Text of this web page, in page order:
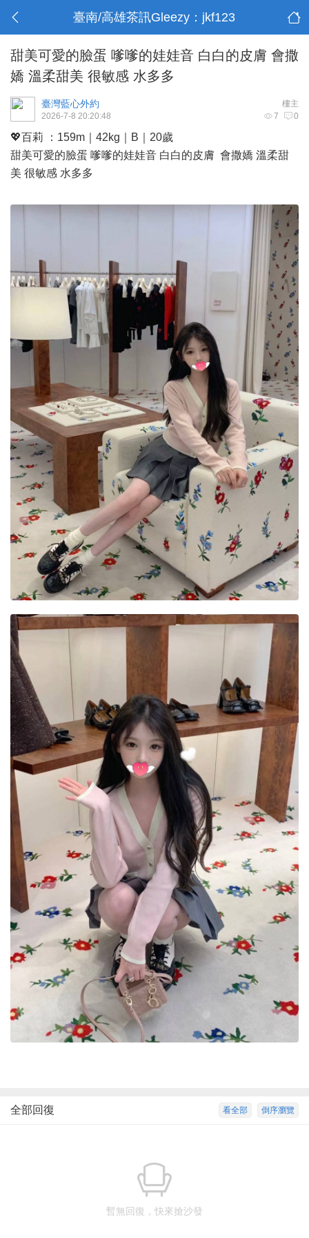
臺南/高雄茶訊Gleezy：jkf123
甜美可愛的臉蛋 嗲嗲的娃娃音 白白的皮膚 會撒
嬌 溫柔甜美 很敏感 水多多
樓主
臺灣藍心外約
7 0
2026-7-8 20:20:48
💖百莉 ：159m｜42kg｜B｜20歲
甜美可愛的臉蛋 嗲嗲的娃娃音 白白的皮膚 會撒嬌 溫柔甜
美 很敏感 水多多
倒序瀏覽
看全部
全部回復
暫無回復，快來搶沙發